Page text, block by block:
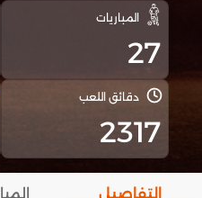
المباريات
27
دقائق اللعب
2317
التفاصيل